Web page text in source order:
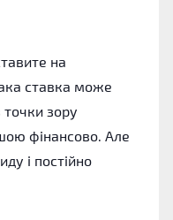
на
ставка може
зору
фінансово. Але
і постійно